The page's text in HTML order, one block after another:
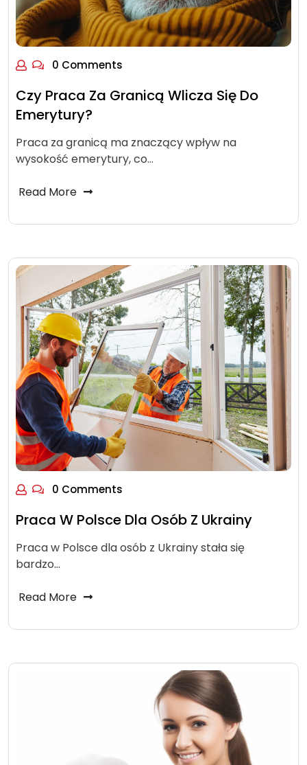
0 Comments
Czy Praca Za Granicą Wlicza Się Do
Emerytury?
Praca za granicą ma znaczący wpływ na
wysokość emerytury, co…
Read More
0 Comments
Praca W Polsce Dla Osób Z Ukrainy
Praca w Polsce dla osób z Ukrainy stała się
bardzo…
Read More